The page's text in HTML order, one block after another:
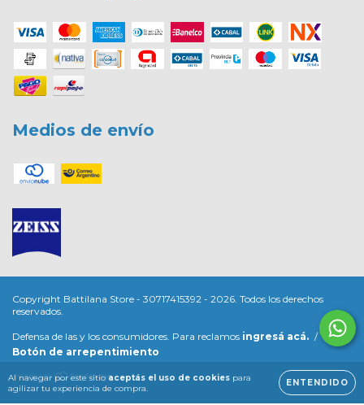
Al navegar por este sitio aceptás el uso de cookies para
agilizar tu experiencia de compra.
ENTENDIDO
Medios de envío
Copyright Battilana Store - 30717415392 - 2026. Todos los derechos
reservados.
Defensa de las y los consumidores. Para reclamos ingresá acá. /
Botón de arrepentimiento